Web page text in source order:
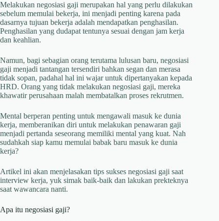
Melakukan negosiasi gaji merupakan hal yang perlu dilakukan
sebelum memulai bekerja, ini menjadi penting karena pada
dasarnya tujuan bekerja adalah mendapatkan penghasilan.
Penghasilan yang dudapat tentunya sesuai dengan jam kerja
dan keahlian.
Namun, bagi sebagian orang terutama lulusan baru, negosiasi
gaji menjadi tantangan tersendiri bahkan segan dan merasa
tidak sopan, padahal hal ini wajar untuk dipertanyakan kepada
HRD. Orang yang tidak melakukan negosiasi gaji, mereka
khawatir perusahaan malah membatalkan proses rekrutmen.
Mental berperan penting untuk mengawali masuk ke dunia
kerja, memberanikan diri untuk melakukan penawaran gaji
menjadi pertanda seseorang memiliki mental yang kuat. Nah
sudahkah siap kamu memulai babak baru masuk ke dunia
kerja?
Artikel ini akan menjelasakan tips sukses negosiasi gaji saat
interview kerja, yuk simak baik-baik dan lakukan prekteknya
saat wawancara nanti.
Apa itu negosiasi gaji?